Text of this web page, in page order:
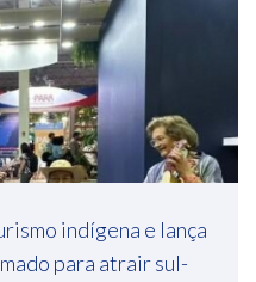
indígena e lança
para atrair sul-